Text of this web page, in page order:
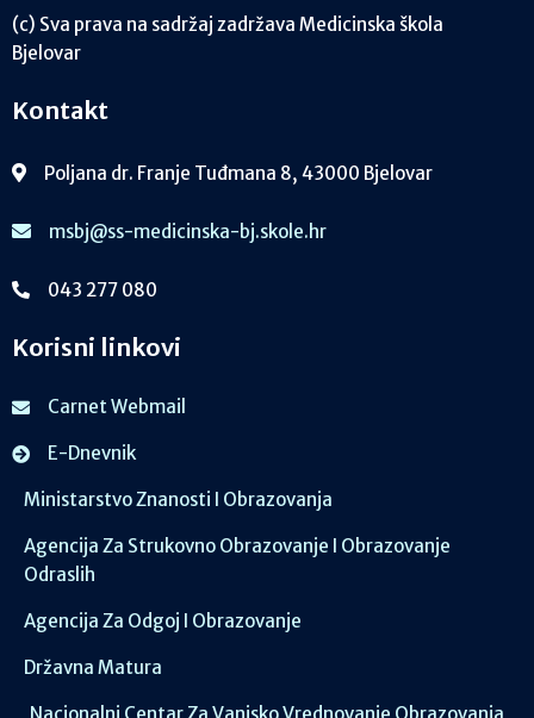
(c) Sva prava na sadržaj zadržava Medicinska škola
Bjelovar
Kontakt
Poljana dr. Franje Tuđmana 8, 43000 Bjelovar
msbj@ss-medicinska-bj.skole.hr
043 277 080
Korisni linkovi
Carnet Webmail
E-Dnevnik
Ministarstvo Znanosti I Obrazovanja
Agencija Za Strukovno Obrazovanje I Obrazovanje
Odraslih
Agencija Za Odgoj I Obrazovanje
Državna Matura